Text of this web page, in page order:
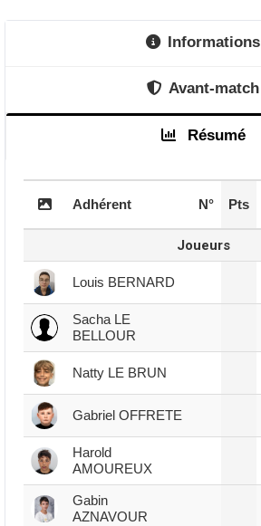
Informations
Avant-match
Résumé
Adhérent N° Pts
Joueurs
Louis BERNARD
Sacha LE
BELLOUR
Natty LE BRUN
Gabriel OFFRETE
Harold
AMOUREUX
Gabin
AZNAVOUR